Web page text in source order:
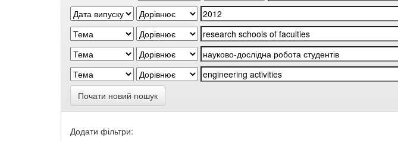
Почати новий пошук
Додати фільтри: